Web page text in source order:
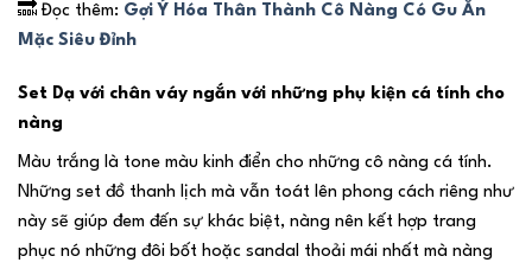
🔜 Đọc thêm: Gợi Ý Hóa Thân Thành Cô Nàng Có Gu Ăn
Mặc Siêu Đỉnh
Set Dạ với chân váy ngắn với những phụ kiện cá tính cho
nàng
Màu trắng là tone màu kinh điển cho những cô nàng cá tính.
Những set đồ thanh lịch mà vẫn toát lên phong cách riêng như
này sẽ giúp đem đến sự khác biệt, nàng nên kết hợp trang
phục nó những đôi bốt hoặc sandal thoải mái nhất mà nàng